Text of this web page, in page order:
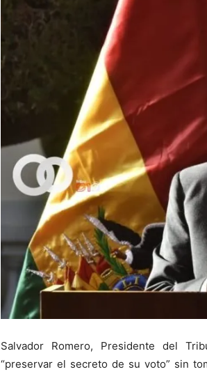
Salvador Romero, Presidente del
“preservar el secreto de su voto” sin